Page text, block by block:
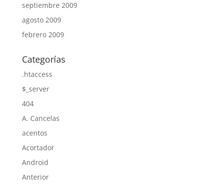
septiembre 2009
agosto 2009
febrero 2009
Categorías
.htaccess
$_server
404
A. Cancelas
acentos
Acortador
Android
Anterior